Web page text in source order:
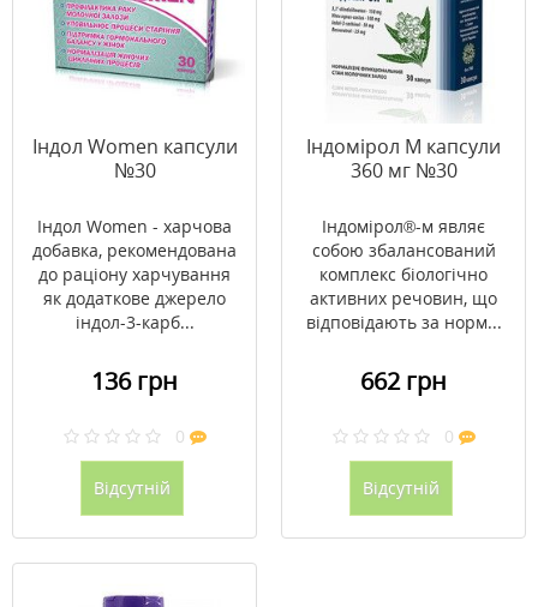
Індол Women капсули
№30
Індол Women - харчова
добавка, рекомендована
до раціону харчування
як додаткове джерело
індол-3-карб...
136 грн
0
Відсутній
Індомірол М капсули
360 мг №30
Індомірол®-м являє
собою збалансований
комплекс біологічно
активних речовин, що
відповідають за норм...
662 грн
0
Відсутній